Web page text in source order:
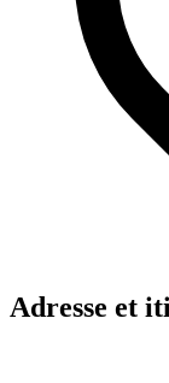
Adresse et